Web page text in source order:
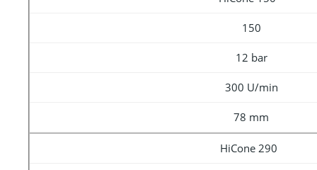
150
12 bar
300 U/min
78 mm
HiCone 290